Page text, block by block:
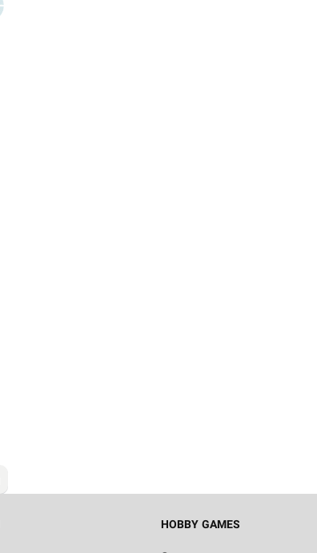
HOBBY GAMES